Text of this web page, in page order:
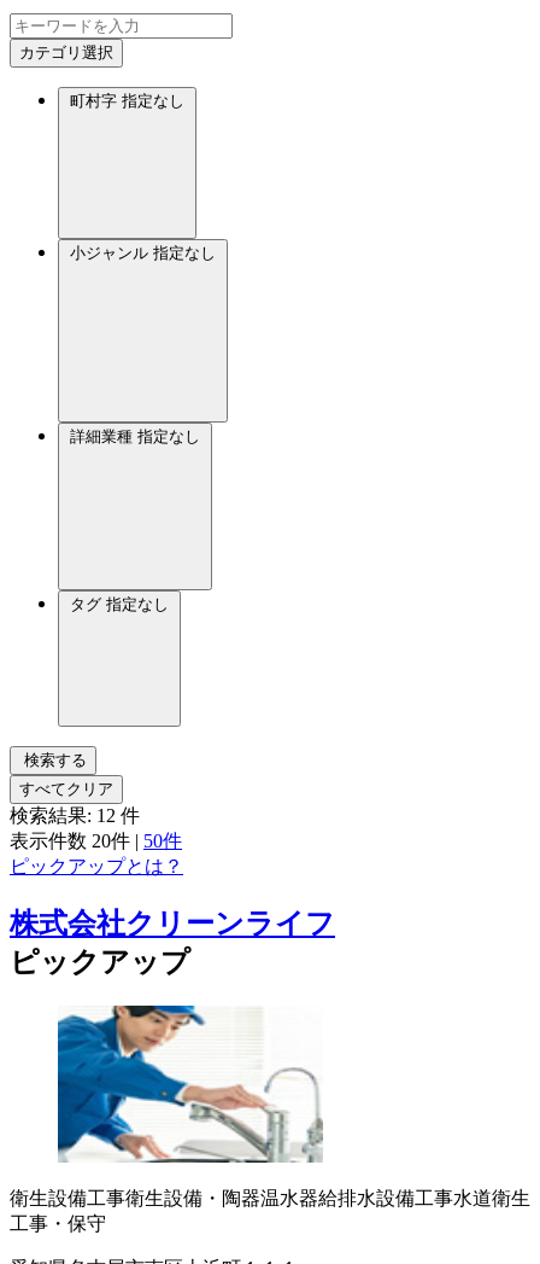
カテゴリ選択
町村字 指定なし
小ジャンル 指定なし
詳細業種 指定なし
タグ 指定なし
検索する
すべてクリア
検索結果: 12 件
表示件数 20件 | 50件
ピックアップとは？
株式会社クリーンライフ
ピックアップ
衛生設備工事衛生設備・陶器温水器給排水設備工事水道衛生
工事・保守